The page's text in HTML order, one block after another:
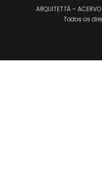
ARQUITETTÁ –
Todos os